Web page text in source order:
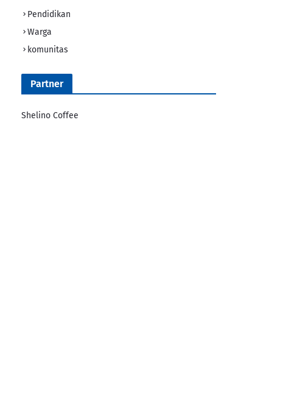
Pendidikan
Warga
komunitas
Partner
Shelino Coffee